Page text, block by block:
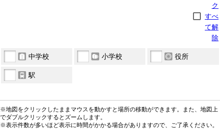
ク
すべ
て解
除
中学校
小学校
役所
駅
※地図をクリックしたままマウスを動かすと場所の移動ができます。また、地図上
でダブルクリックするとズームします。
※表示件数が多いほど表示に時間がかかる場合がありますので、ご了承ください。